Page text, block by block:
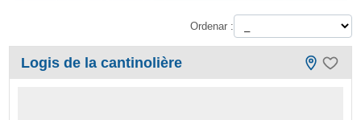
Ordenar :
Logis de la cantinolière